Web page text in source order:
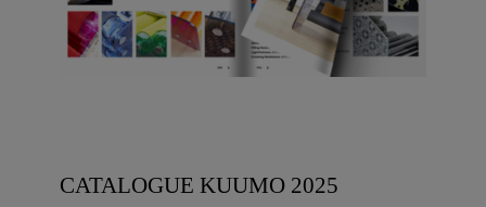
CATALOGUE KUUMO 2025